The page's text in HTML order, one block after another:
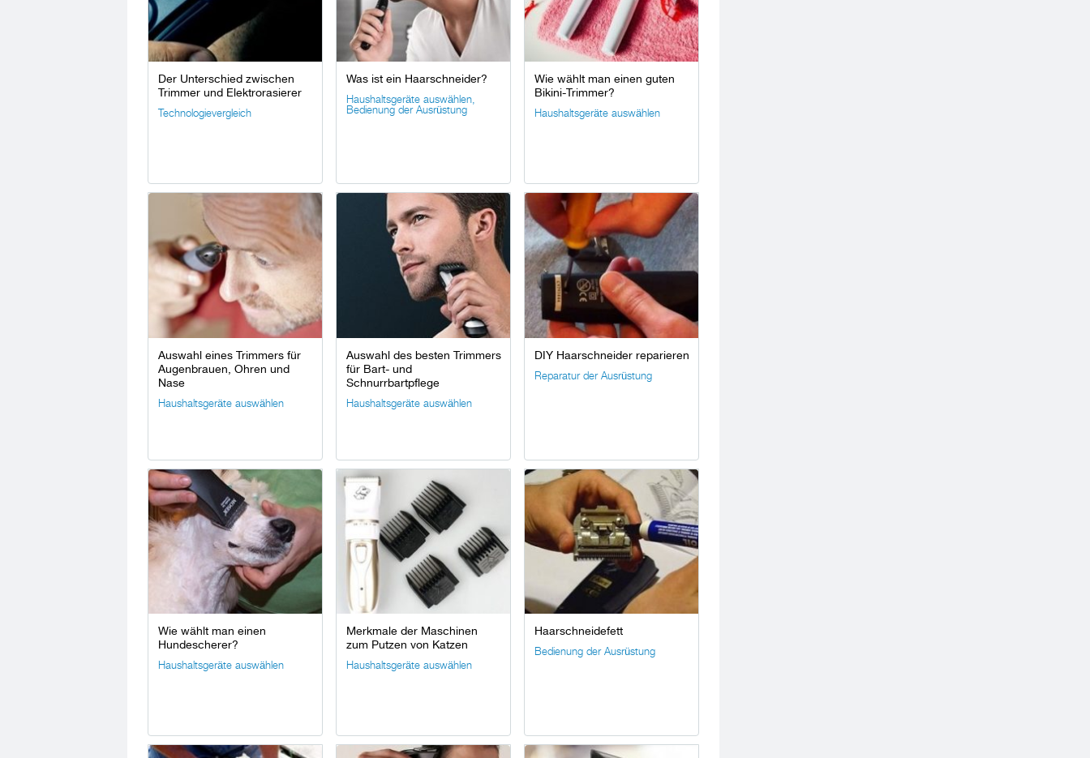
Der Unterschied zwischen
Trimmer und Elektrorasierer
Technologievergleich
Was ist ein Haarschneider?
Haushaltsgeräte auswählen,
Bedienung der Ausrüstung
Wie wählt man einen guten
Bikini-Trimmer?
Haushaltsgeräte auswählen
Auswahl eines Trimmers für
Augenbrauen, Ohren und
Nase
Haushaltsgeräte auswählen
Auswahl des besten Trimmers
für Bart- und
Schnurrbartpflege
Haushaltsgeräte auswählen
DIY Haarschneider reparieren
Reparatur der Ausrüstung
Wie wählt man einen
Hundescherer?
Haushaltsgeräte auswählen
Merkmale der Maschinen
zum Putzen von Katzen
Haushaltsgeräte auswählen
Haarschneidefett
Bedienung der Ausrüstung